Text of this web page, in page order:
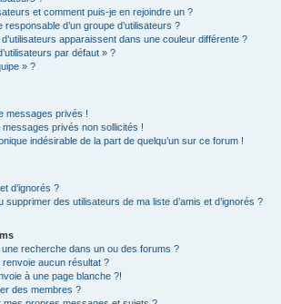
et comment puis-je en rejoindre un ?
d’un groupe d’utilisateurs ?
apparaissent dans une couleur différente ?
par défaut » ?
» ?
messages privés !
privés non sollicités !
indésirable de la part de quelqu’un sur ce forum !
d’ignorés ?
supprimer des utilisateurs de ma liste d’amis et d’ignorés ?
recherche dans un ou des forums ?
aucun résultat ?
à une page blanche ?!
des membres ?